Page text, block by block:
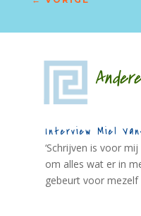
Andere
Interview Miel
‘Schrijven is voor
om alles wat er in
gebeurt voor mezelf